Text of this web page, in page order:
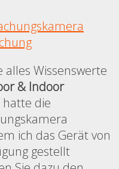
alles Wissenswerte
& Indoor
hatte die
ich das Gerät von
gestellt